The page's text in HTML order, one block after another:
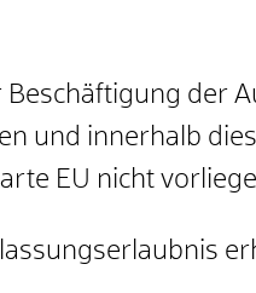
der
und innerhalb
EU nicht